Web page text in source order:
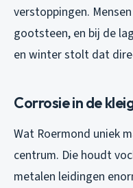
verstoppingen.
gootsteen, en bij de
en winter stolt dat
Corrosie in de
Wat Roermond uniek
centrum. Die houdt
metalen leidingen